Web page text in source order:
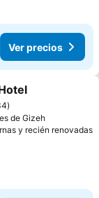
Ver precios
de Gizeh
y recién renovadas